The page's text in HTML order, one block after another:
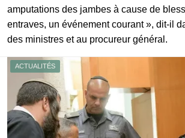
amputations des jambes à cause de
entraves, un événement courant », dit-il
des ministres et au procureur général.
ACTUALITÉS